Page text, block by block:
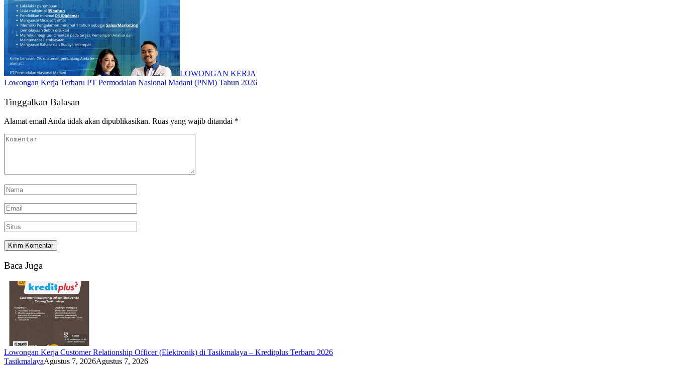
LOWONGAN KERJA
Lowongan Kerja Terbaru PT Permodalan Nasional Madani (PNM) Tahun 2026
Tinggalkan Balasan
Alamat email Anda tidak akan dipublikasikan. Ruas yang wajib ditandai *
Baca Juga
Lowongan Kerja Customer Relationship Officer (Elektronik) di Tasikmalaya – Kreditplus Terbaru 2026
TasikmalayaAgustus 7, 2026Agustus 7, 2026